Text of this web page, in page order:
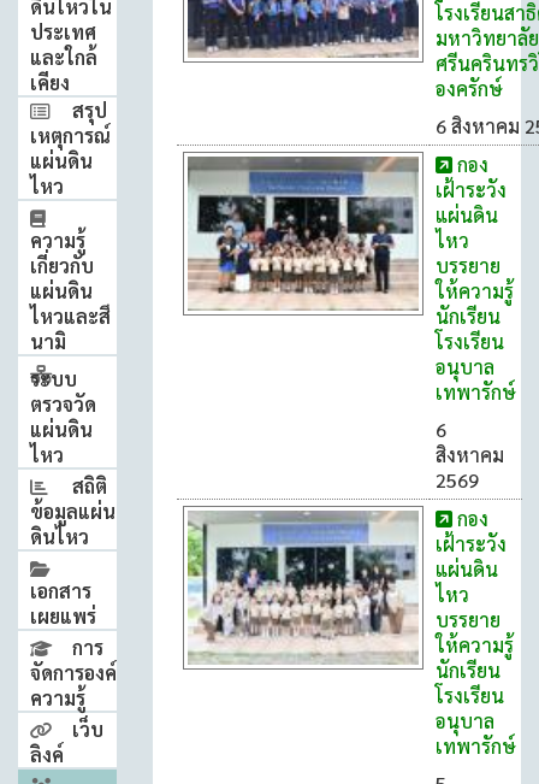
ดินไหวใน
ประเทศ
และใกล้
เคียง
สรุป
เหตุการณ์
แผ่นดิน
ไหว
ความรู้
เกี่ยวกับ
แผ่นดิน
ไหวและสึ
นามิ
ระบบ
ตรวจวัด
แผ่นดิน
ไหว
สถิติ
ข้อมูลแผ่น
ดินไหว
เอกสาร
เผยแพร่
การ
จัดการองค์
ความรู้
เว็บ
ลิงค์
โรงเรียนสา
มหาวิทยาลัย
ศรีนครินทร
องครักษ์
6 สิงหาคม
กอง
เฝ้าระวัง
แผ่นดิน
ไหว
บรรยาย
ให้ความรู้
นักเรียน
โรงเรียน
อนุบาล
เทพารักษ์
6
สิงหาคม
2569
กอง
เฝ้าระวัง
แผ่นดิน
ไหว
บรรยาย
ให้ความรู้
นักเรียน
โรงเรียน
อนุบาล
เทพารักษ์